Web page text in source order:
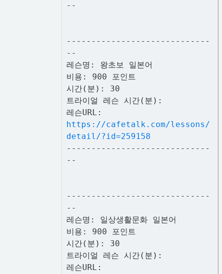
--
-----------------------------
--
레슨명: 왕초보 일본어
비용: 900 포인트
시간(분): 30
트라이얼 레슨 시간(분):
레슨URL:
https://cafetalk.com/lessons/
detail/?id=259158
-----------------------------
--
-----------------------------
--
레슨명: 일상생활문화 일본어
비용: 900 포인트
시간(분): 30
트라이얼 레슨 시간(분):
레슨URL: